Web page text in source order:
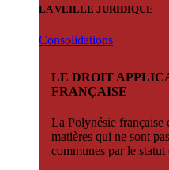
LA VEILLE JURIDIQUE
Consolidations
LE DROIT
FRANÇAISE
La Polynésie française
matières qui ne sont
communes par le